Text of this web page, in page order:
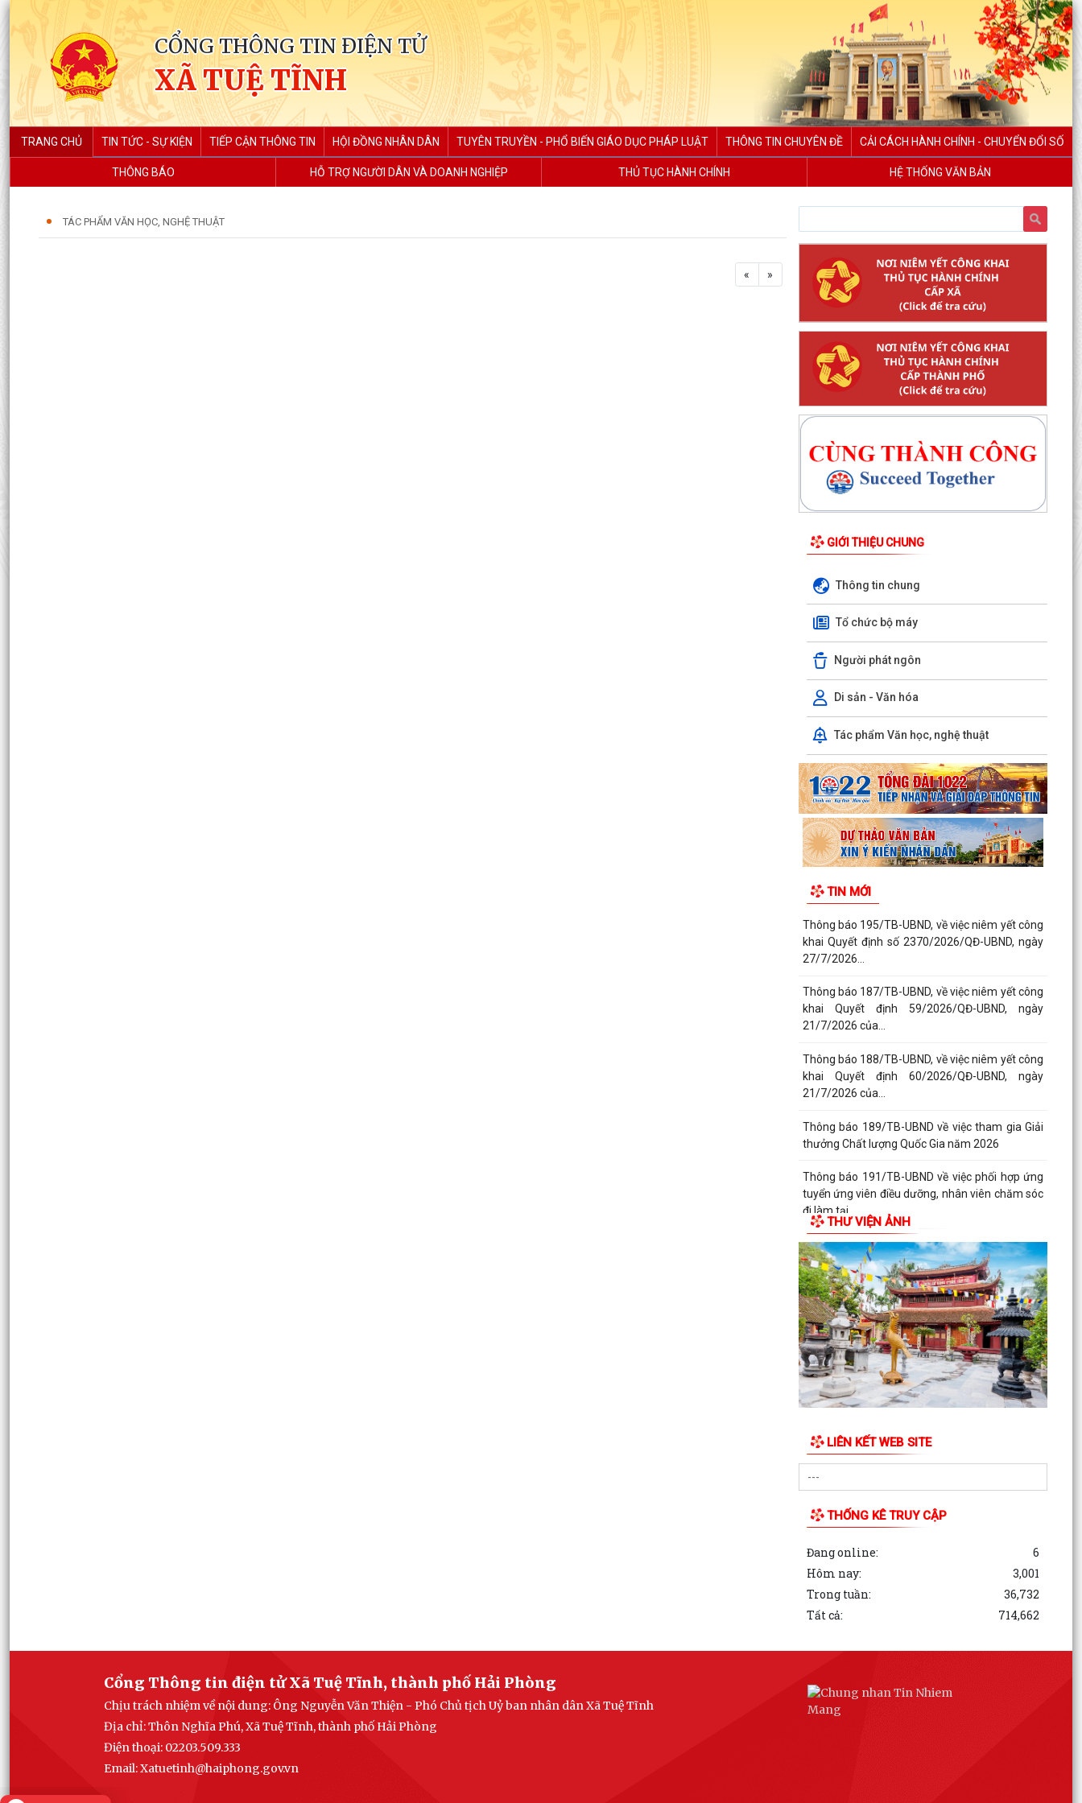
CỔNG THÔNG TIN ĐIỆN TỬ
XÃ TUỆ TĨNH
TRANG CHỦ TIN TỨC - SỰ KIỆN TIẾP CẬN THÔNG TIN HỘI ĐỒNG NHÂN DÂN TUYÊN TRUYỀN - PHỔ BIẾN GIÁO DỤC PHÁP LUẬT THÔNG TIN CHUYÊN ĐỀ CẢI CÁCH HÀNH CHÍNH - CHUYỂN ĐỔI SỐ
THÔNG BÁO HỖ TRỢ NGƯỜI DÂN VÀ DOANH NGHIỆP THỦ TỤC HÀNH CHÍNH HỆ THỐNG VĂN BẢN
TÁC PHẨM VĂN HỌC, NGHỆ THUẬT
« »
GIỚI THIỆU CHUNG
Thông tin chung
Tổ chức bộ máy
Người phát ngôn
Di sản - Văn hóa
Tác phẩm Văn học, nghệ thuật
TIN MỚI
Thông báo 195/TB-UBND, về việc niêm yết công
khai Quyết định số 2370/2026/QĐ-UBND, ngày
27/7/2026...
Thông báo 187/TB-UBND, về việc niêm yết công
khai Quyết định 59/2026/QĐ-UBND, ngày
21/7/2026 của...
Thông báo 188/TB-UBND, về việc niêm yết công
khai Quyết định 60/2026/QĐ-UBND, ngày
21/7/2026 của...
Thông báo 189/TB-UBND về việc tham gia Giải
thưởng Chất lượng Quốc Gia năm 2026
Thông báo 191/TB-UBND về việc phối hợp ứng
tuyển ứng viên điều dưỡng, nhân viên chăm sóc
đi làm tại...
Thông báo 193/TB-UBND về việc niêm yết công
khai Quyết định số 2943/TB-UBND, ngày
27/7/2026 của...
THƯ VIỆN ẢNH
LIÊN KẾT WEB SITE
THỐNG KÊ TRUY CẬP
Đang online:
6
Hôm nay:
3,001
Trong tuần:
36,732
Tất cả:
714,662
Cổng Thông tin điện tử Xã Tuệ Tĩnh, thành phố Hải Phòng
Chịu trách nhiệm về nội dung: Ông Nguyễn Văn Thiện - Phó Chủ tịch Uỷ ban nhân dân Xã Tuệ Tĩnh
Địa chỉ: Thôn Nghĩa Phú, Xã Tuệ Tĩnh, thành phố Hải Phòng
Điện thoại: 02203.509.333
Email: Xatuetinh@haiphong.gov.vn